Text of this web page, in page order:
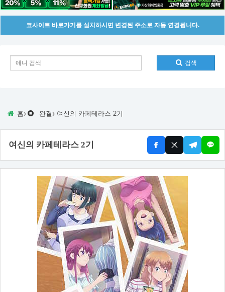
코사이트 바로가기를 설치하시면 변경된 주소로 자동 연결됩니다.
검색
홈› 완결 › 여신의 카페테라스 2기
여신의 카페테라스 2기